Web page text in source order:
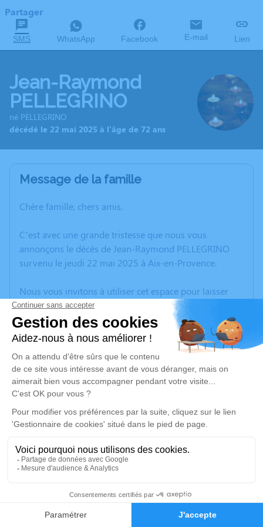
Faire-part Hommages
Partager
SMS WhatsApp Facebook E-mail Lien
Jean-Raymond
PELLEGRINO
né PELLEGRINO
décédé le 22 mai 2025 à l'âge de 72 ans
Message de la famille
Chère famille, chers amis,
C’est avec une grande tristesse que nous vous
annonçons le décès de Jean-Raymond PELLEGRINO
survenu le jeudi 22 mai 2025 à Aix-en-Provence.
Nous vous invitons à utiliser cet espace pour laisser
vos condoléances, partager des photos souvenirs, une
anecdote ou exprimer vos pensées à travers des
poèmes ou des textes. Cet endroit est un lieu
d'expression dédié à honorer la mémoire de Jean-
Raymond PELLEGRINO.
Un service de plantation d’arbre hommage est
disponible ici
Cérémonie religieuse
Église Saint-Pierre de Simiane-Collongue
4, Route de Mimet